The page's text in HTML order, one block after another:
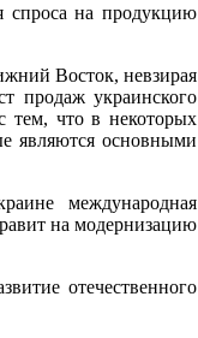
спроса на продукцию
Восток, невзирая
продаж украинского
тем, что в некоторых
являются основными
международная
на модернизацию
отечественного